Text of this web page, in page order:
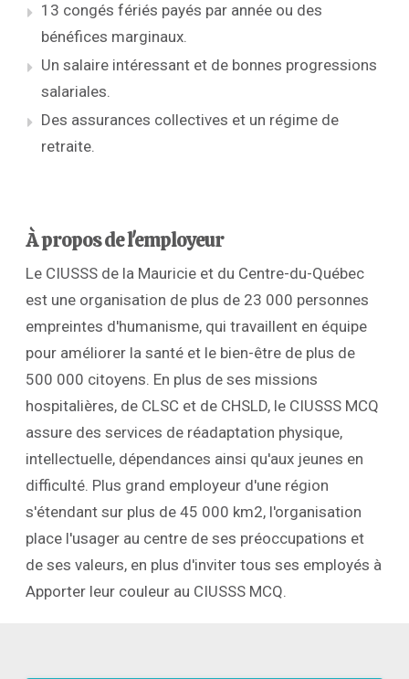
13 congés fériés payés par année ou des
bénéfices marginaux.
Un salaire intéressant et de bonnes progressions
salariales.
Des assurances collectives et un régime de
retraite.
À propos de l'employeur
Le CIUSSS de la Mauricie et du Centre-du-Québec
est une organisation de plus de 23 000 personnes
empreintes d'humanisme, qui travaillent en équipe
pour améliorer la santé et le bien-être de plus de
500 000 citoyens. En plus de ses missions
hospitalières, de CLSC et de CHSLD, le CIUSSS MCQ
assure des services de réadaptation physique,
intellectuelle, dépendances ainsi qu'aux jeunes en
difficulté. Plus grand employeur d'une région
s'étendant sur plus de 45 000 km2, l'organisation
place l'usager au centre de ses préoccupations et
de ses valeurs, en plus d'inviter tous ses employés à
Apporter leur couleur au CIUSSS MCQ.